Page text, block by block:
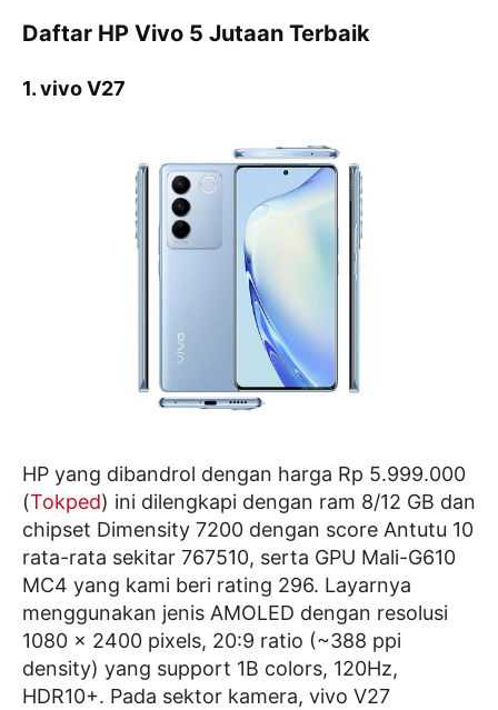
Daftar HP Vivo 5 Jutaan Terbaik
1.vivo V27
HP yang dibandrol dengan harga Rp 5.999.000
(Tokped) ini dilengkapi dengan ram 8/12 GB dan
chipset Dimensity 7200 dengan score Antutu 10
rata-rata sekitar 767510, serta GPU Mali-G610
MC4 yang kami beri rating 296. Layarnya
menggunakan jenis AMOLED dengan resolusi
1080 x 2400 pixels, 20:9 ratio (~388 ppi
density) yang support 1B colors, 120Hz,
HDR10+. Pada sektor kamera, vivo V27